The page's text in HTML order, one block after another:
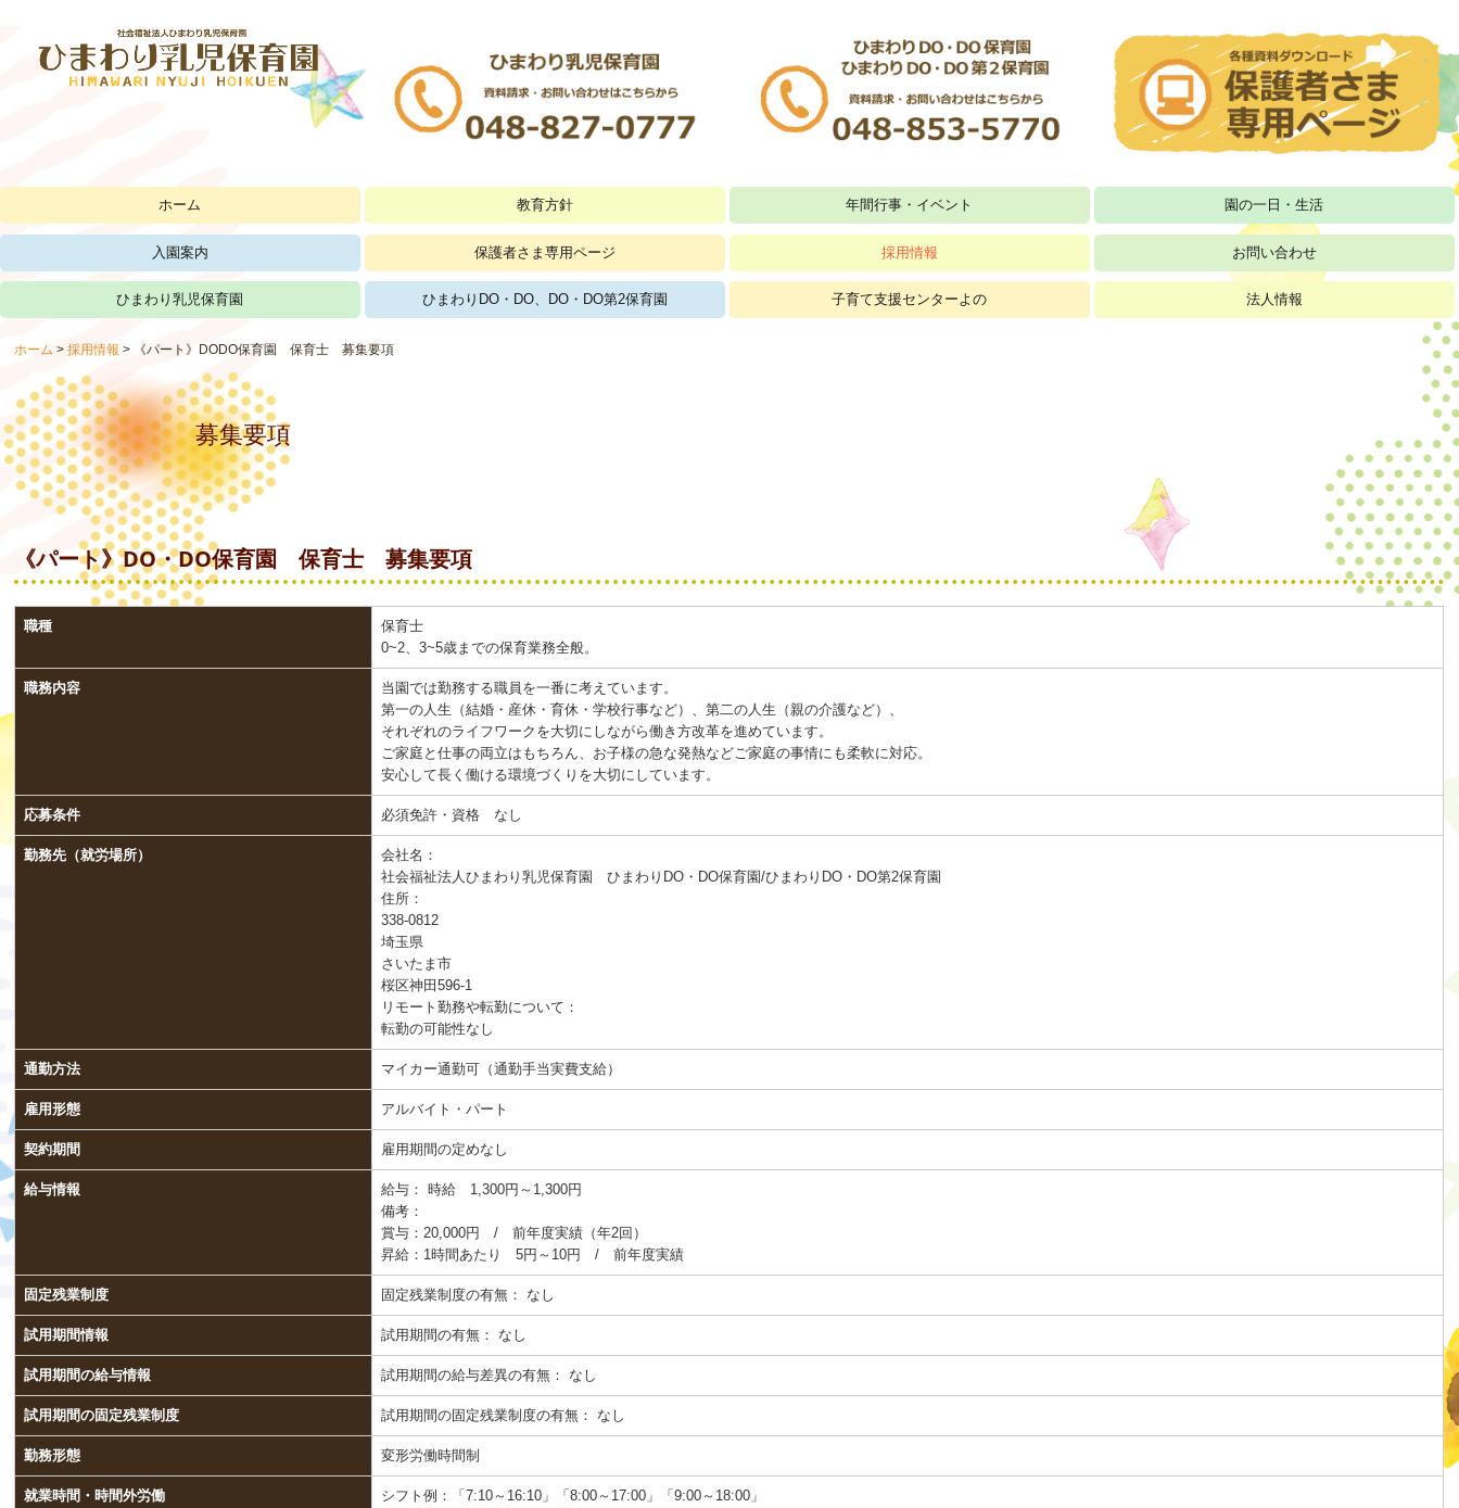
ホーム 教育方針 年間行事・イベント 園の一日・生活
入園案内 保護者さま専用ページ 採用情報
《正社員》ひまわり乳児保育園 保育士 募集要項
《パート》ひまわり乳児保育園 保育士 募集要項
《正社員》DODO保育園 保育士 募集要項
《パート》DODO保育園 保育士 募集要項
お問い合わせ
ひまわり乳児保育園 ひまわりDO・DO、DO・DO第2保育園 子育て支援センターよの 法人情報
ホーム 採用情報 《パート》DODO保育園 保育士 募集要項
募集要項
《パート》DO・DO保育園 保育士 募集要項
職種
保育士
0~2、3~5歳までの保育業務全般。
職務内容
当園では勤務する職員を一番に考えています。
第一の人生（結婚・産休・育休・学校行事など）、第二の人生（親の介護など）、
それぞれのライフワークを大切にしながら働き方改革を進めています。
ご家庭と仕事の両立はもちろん、お子様の急な発熱などご家庭の事情にも柔軟に対応。
安心して長く働ける環境づくりを大切にしています。
応募条件 必須免許・資格 なし
勤務先（就労場所）
会社名：
社会福祉法人ひまわり乳児保育園 ひまわりDO・DO保育園/ひまわりDO・DO第2保育園
住所：
338-0812
埼玉県
さいたま市
桜区神田596-1
リモート勤務や転勤について：
転勤の可能性なし
通勤方法 マイカー通勤可（通勤手当実費支給）
雇用形態 アルバイト・パート
契約期間 雇用期間の定めなし
給与情報 給与： 時給 1,300円～1,300円
備考：
賞与：20,000円 / 前年度実績（年2回）
昇給：1時間あたり 5円～10円 / 前年度実績
固定残業制度 固定残業制度の有無： なし
試用期間情報 試用期間の有無： なし
試用期間の給与情報 試用期間の給与差異の有無： なし
試用期間の固定残業制度 試用期間の固定残業制度の有無： なし
勤務形態 変形労働時間制
就業時間・時間外労働
シフト例：「7:10～16:10」「8:00～17:00」「9:00～18:00」